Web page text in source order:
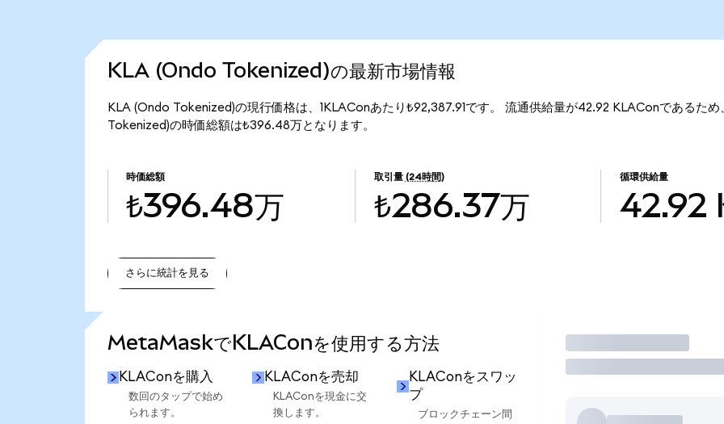
KLA (Ondo Tokenized)の最新市場情報
KLA (Ondo Tokenized)の現行価格は、1KLAConあたり₺92,387.91です。 流通供給量が42.92 KLAConであるた
Tokenized)の時価総額は₺396.48万となります。
時価総額
₺396.48万
取引量 (24時間)
₺286.37万
循環供給量
42.92
さらに統計を見る
MetaMaskでKLAConを使用する方法
KLAConを購入
数回のタップで始め
られます。
KLAConを売却
KLAConを現金に交
換します。
KLAConをスワッ
プ
ブロックチェーン間
取引